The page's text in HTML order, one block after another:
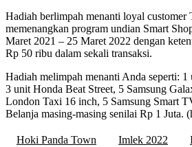
Hadiah berlimpah menanti loyal
memenangkan program undian Smart
Maret 2021 – 25 Maret 2022 dengan
Rp 50 ribu dalam sekali transaksi.
Hadiah melimpah menanti Anda seperti:
3 unit Honda Beat Street, 5 Samsung
London Taxi 16 inch, 5 Samsung Smart
Belanja masing-masing senilai Rp 1 Juta.
Hoki Panda Town Imlek 2022